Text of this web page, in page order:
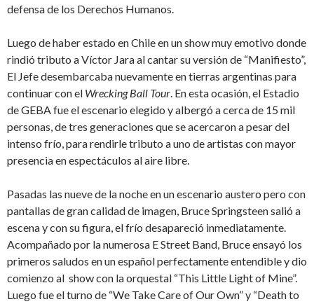
defensa de los Derechos Humanos.
Luego de haber estado en Chile en un show muy emotivo donde
rindió tributo a Víctor Jara al cantar su versión de “Manifiesto”,
El Jefe desembarcaba nuevamente en tierras argentinas para
continuar con el Wrecking Ball Tour. En esta ocasión, el Estadio
de GEBA fue el escenario elegido y albergó a cerca de 15 mil
personas, de tres generaciones que se acercaron a pesar del
intenso frío, para rendirle tributo a uno de artistas con mayor
presencia en espectáculos al aire libre.
Pasadas las nueve de la noche en un escenario austero pero con
pantallas de gran calidad de imagen, Bruce Springsteen salió a
escena y con su figura, el frío desapareció inmediatamente.
Acompañado por la numerosa E Street Band, Bruce ensayó los
primeros saludos en un español perfectamente entendible y dio
comienzo al show con la orquestal “This Little Light of Mine”.
Luego fue el turno de “We Take Care of Our Own” y “Death to